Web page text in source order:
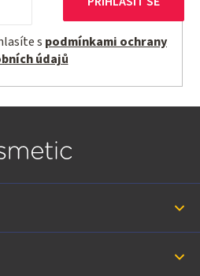
s podmínkami ochrany
údajů